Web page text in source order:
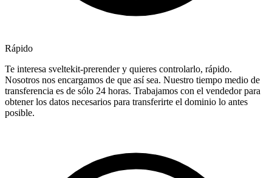
Rápido
Te interesa sveltekit-prerender y quieres controlarlo, rápido.
Nosotros nos encargamos de que así sea. Nuestro tiempo medio de
transferencia es de sólo 24 horas. Trabajamos con el vendedor para
obtener los datos necesarios para transferirte el dominio lo antes
posible.